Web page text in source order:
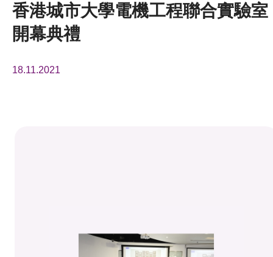
新聞中心
香港城市大學電機工程聯合實驗室
開幕典禮
18.11.2021